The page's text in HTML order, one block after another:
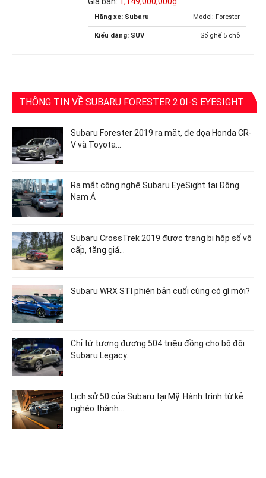
Hãng xe: Subaru Model: Forester
Kiểu dáng: SUV Số ghế 5 chỗ
THÔNG TIN VỀ SUBARU FORESTER 2.0I-S EYESIGHT
Subaru Forester 2019 ra mắt, đe dọa Honda CR-
V và Toyota…
Ra mắt công nghệ Subaru EyeSight tại Đông
Nam Á
Subaru CrossTrek 2019 được trang bị hộp số vô
cấp, tăng giá…
Subaru WRX STI phiên bản cuối cùng có gì mới?
Chỉ từ tương đương 504 triệu đồng cho bộ đôi
Subaru Legacy…
Lịch sử 50 của Subaru tại Mỹ: Hành trình từ kẻ
nghèo thành…